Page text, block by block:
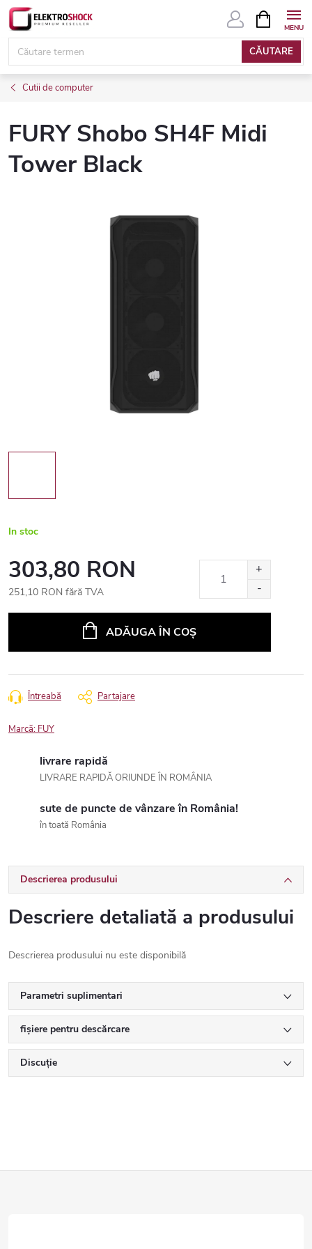
Treci
conținut
CĂUTARE
COŞ
DE
Cutii de computer
FURY Shobo SH4F Midi
Tower Black
In stoc
303,80 RON
251,10 RON fără TVA
ADĂUGA ÎN COŞ
Întreabă Partajare
Marcă: FUY
livrare rapidă
LIVRARE RAPIDĂ ORIUNDE ÎN ROMÂNIA
sute de puncte de vânzare în România!
în toată România
Descrierea produsului
Descriere detaliată a produsului
Descrierea produsului nu este disponibilă
Parametri suplimentari
fișiere pentru descărcare
Discuţie